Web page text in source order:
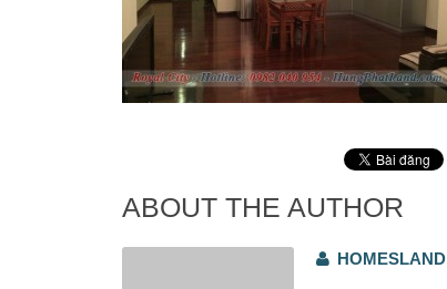
ABOUT THE AUTHOR
HOMESLAND